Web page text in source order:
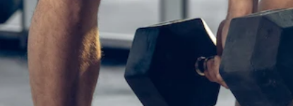
”Protein Powder“
”Overnight Oats“
”Vegan protein“
”Collagen“
”Micellar Casein“